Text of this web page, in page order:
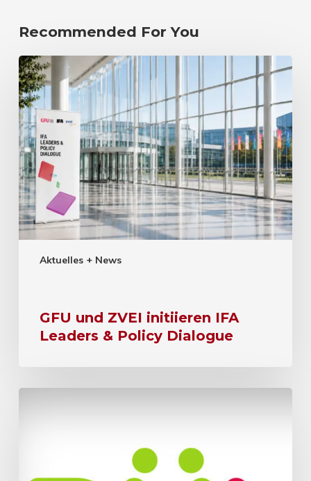
Recommended For You
Aktuelles + News
GFU und ZVEI initiieren IFA
Leaders & Policy Dialogue